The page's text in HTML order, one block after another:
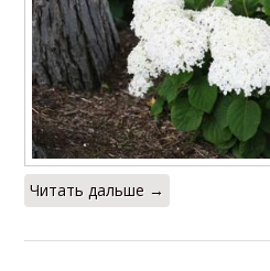
Читать дальше →